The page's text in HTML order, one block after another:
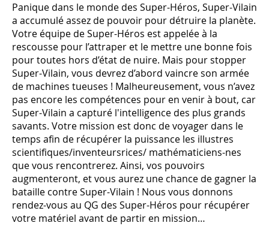
Panique dans le monde des Super-Héros, Super-Vilain
a accumulé assez de pouvoir pour détruire la planète.
Votre équipe de Super-Héros est appelée à la
rescousse pour l’attraper et le mettre une bonne fois
pour toutes hors d’état de nuire. Mais pour stopper
Super-Vilain, vous devrez d’abord vaincre son armée
de machines tueuses ! Malheureusement, vous n’avez
pas encore les compétences pour en venir à bout, car
Super-Vilain a capturé l'intelligence des plus grands
savants. Votre mission est donc de voyager dans le
temps afin de récupérer la puissance les illustres
scientifiques/inventeursrices/ mathématiciens-nes
que vous rencontrerez. Ainsi, vos pouvoirs
augmenteront, et vous aurez une chance de gagner la
bataille contre Super-Vilain ! Nous vous donnons
rendez-vous au QG des Super-Héros pour récupérer
votre matériel avant de partir en mission…